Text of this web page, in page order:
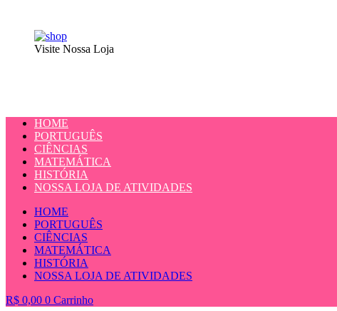
Visite Nossa Loja
HOME
PORTUGUÊS
CIÊNCIAS
MATEMÁTICA
HISTÓRIA
NOSSA LOJA DE ATIVIDADES
HOME
PORTUGUÊS
CIÊNCIAS
MATEMÁTICA
HISTÓRIA
NOSSA LOJA DE ATIVIDADES
R$ 0,00 0 Carrinho